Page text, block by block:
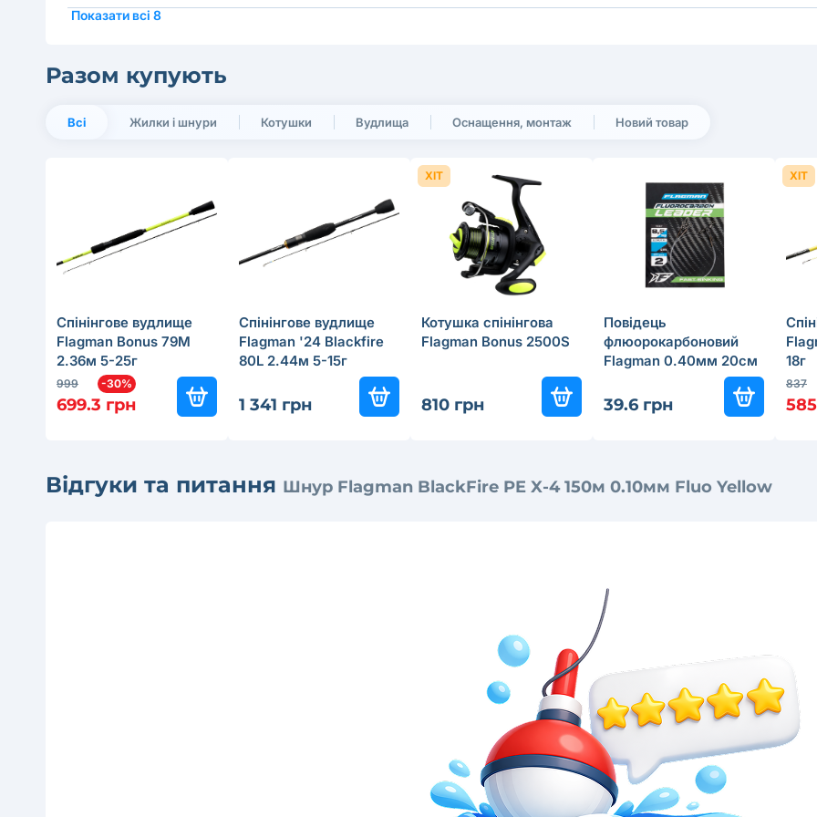
Показати всі 8
Разом купують
Всі Жилки і шнури Котушки Вудлища Оснащення, монтаж Новий товар
Cпінінговe вудлище
Flagman Bonus 79M
2.36м 5-25г
999 -30%
699.3 грн
Спінінгове вудлище
Flagman '24 Blackfire
80L 2.44м 5-15г
1 341 грн
ХІТ
Котушка спінінгова
Flagman Bonus 2500S
810 грн
Повідець
флюорокарбоновий
Flagman 0.40мм 20см
39.6 грн
ХІТ
18г
837
Відгуки та питання Шнур Flagman BlackFire PE X-4 150м 0.10мм Fluo Yellow